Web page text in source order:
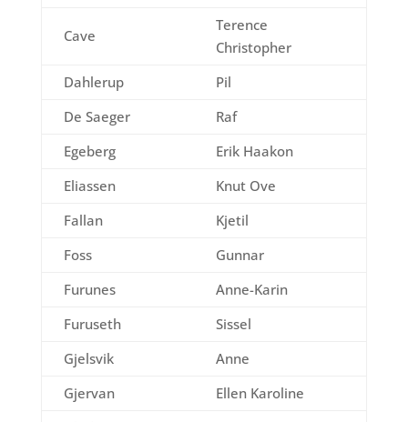
Cave
Terence
Christopher
Dahlerup
Pil
De Saeger
Raf
Egeberg
Erik Haakon
Eliassen
Knut Ove
Fallan
Kjetil
Foss
Gunnar
Furunes
Anne-Karin
Furuseth
Sissel
Gjelsvik
Anne
Gjervan
Ellen Karoline